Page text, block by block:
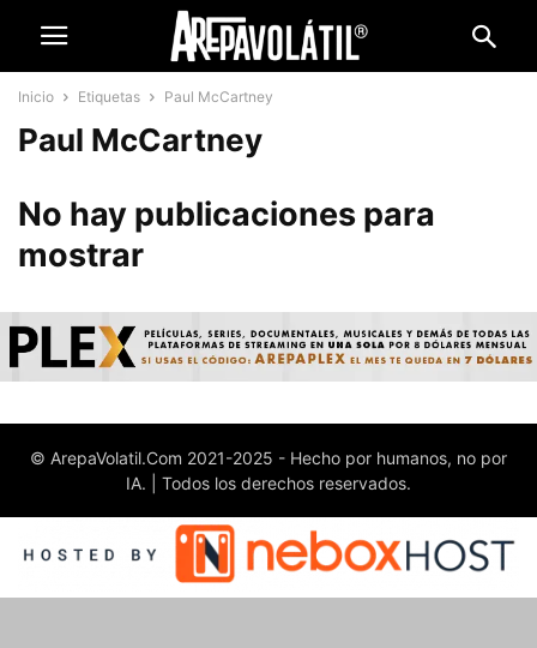
Inicio Etiquetas Paul McCartney
Paul McCartney
No hay publicaciones para
mostrar
© ArepaVolatil.Com 2021-2025 - Hecho por humanos, no por
IA. | Todos los derechos reservados.